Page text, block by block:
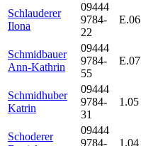
Schlauderer
Ilona
09444
9784-
22
E.06
Schmidbauer
Ann-Kathrin
09444
9784-
55
E.07
Schmidhuber
Katrin
09444
9784-
31
1.05
Schoderer
09444
9784-
1.04